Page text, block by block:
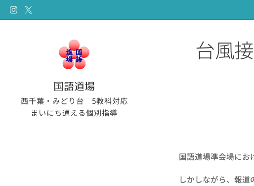
国語道場
西千葉・みどり台 5教科対応
まいにち通える個別指導
台風
国語道場準会場にお
しかしながら、報道